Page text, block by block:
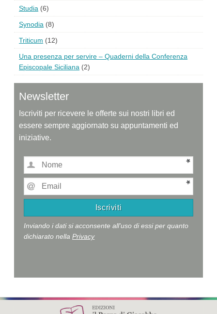
Studia (6)
Synodia (8)
Triticum (12)
Una presenza per servire – Quaderni della Conferenza
Episcopale Siciliana (2)
Newsletter
Iscriviti per ricevere le offerte sui nostri libri ed
essere sempre aggiornato su appuntamenti ed
iniziative.
Inviando i dati si acconsente all'uso di essi per quanto
dichiarato nellaPrivacy